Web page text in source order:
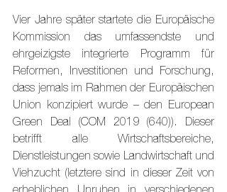
Vier Jahre später startete die Europäische
Kommission das umfassendste und
ehrgeizigste integrierte Programm für
Reformen, Investitionen und Forschung,
dass jemals im Rahmen der Europäischen
Union konzipiert wurde – den European
Green Deal (COM 2019 (640)). Dieser
betrifft alle Wirtschaftsbereiche,
Dienstleistungen sowie Landwirtschaft und
Viehzucht (letztere sind in dieser Zeit von